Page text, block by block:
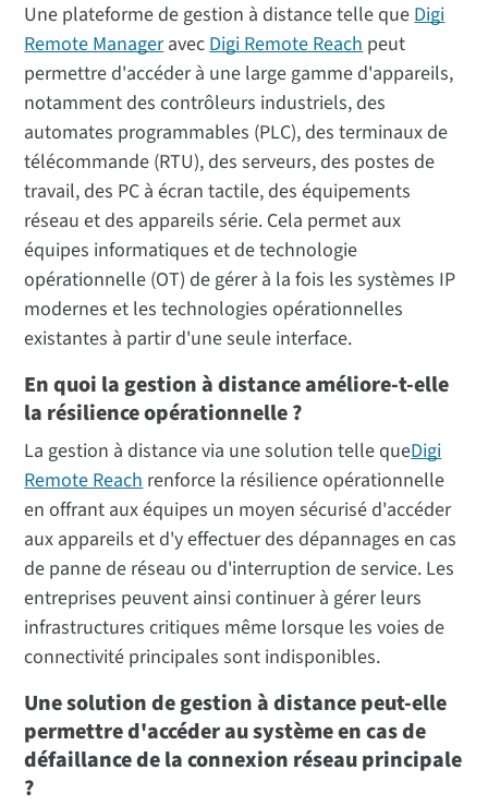
Une plateforme de gestion à distance telle queDigi
Remote ManageravecDigi Remote Reachpeut
permettre d'accéder à une large gamme d'appareils,
notamment des contrôleurs industriels, des
automates programmables (PLC), des terminaux de
télécommande (RTU), des serveurs, des postes de
travail, des PC à écran tactile, des équipements
réseau et des appareils série. Cela permet aux
équipes informatiques et de technologie
opérationnelle (OT) de gérer à la fois les systèmes IP
modernes et les technologies opérationnelles
existantes à partir d'une seule interface.
En quoi la gestion à distance améliore-t-elle
la résilience opérationnelle ?
La gestion à distance via une solution telle queDigi
Remote Reachrenforce la résilience opérationnelle
en offrant aux équipes un moyen sécurisé d'accéder
aux appareils et d'y effectuer des dépannages en cas
de panne de réseau ou d'interruption de service. Les
entreprises peuvent ainsi continuer à gérer leurs
infrastructures critiques même lorsque les voies de
connectivité principales sont indisponibles.
Une solution de gestion à distance peut-elle
permettre d'accéder au système en cas de
défaillance de la connexion réseau principale
?